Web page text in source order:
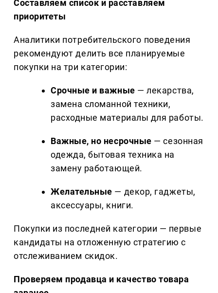
Составляем список и расставляем
приоритеты
Аналитики потребительского поведения
рекомендуют делить все планируемые
покупки на три категории:
Срочные и важные — лекарства,
замена сломанной техники,
расходные материалы для работы.
Важные, но несрочные — сезонная
одежда, бытовая техника на
замену работающей.
Желательные — декор, гаджеты,
аксессуары, книги.
Покупки из последней категории — первые
кандидаты на отложенную стратегию с
отслеживанием скидок.
Проверяем продавца и качество товара